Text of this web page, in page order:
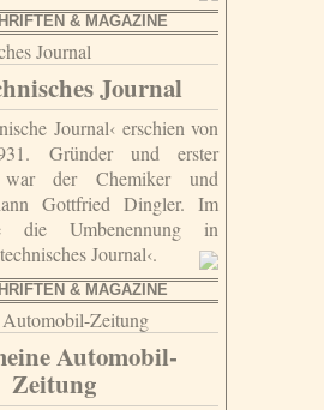
& MAGAZINE
Journal
Journal‹ erschien von
Gründer und erster
war der Chemiker und
Gottfried Dingler. Im
die Umbenennung in
Journal‹.
& MAGAZINE
Automobil-
Zeitung